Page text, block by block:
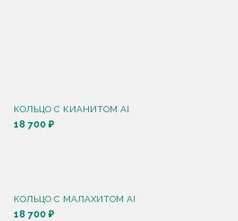
КОЛЬЦО С КИАНИТОМ AI
18 700 ₽
КОЛЬЦО С МАЛАХИТОМ AI
18 700 ₽